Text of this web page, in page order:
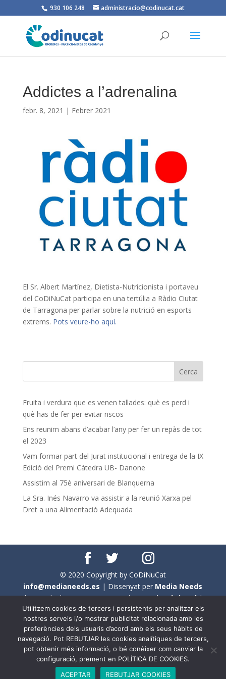
930 106 248 administracio@codinucat.cat
Addictes a l’adrenalina
febr. 8, 2021 | Febrer 2021
El Sr. Albert Martínez, Dietista-Nutricionista i portaveu
del CoDiNuCat participa en una tertúlia a Ràdio Ciutat
de Tarragona per parlar sobre la nutrició en esports
extrems. Pots veure-ho aquí.
Fruita i verdura que es venen tallades: què es perd i
què has de fer per evitar riscos
Ens reunim abans d’acabar l’any per fer un repàs de tot
el 2023
Vam formar part del Jurat institucional i entrega de la IX
Edició del Premi Càtedra UB- Danone
Assistim al 75è aniversari de Blanquerna
La Sra. Inés Navarro va assistir a la reunió Xarxa pel
Dret a una Alimentació Adequada
© 2020 Copyright by CoDiNuCat
info@medianeeds.es | Dissenyat per Media Needs
| Tots els drets reservats aCoDiNuCat |Avís legal|
Avís per cookies
En aquest web s'ha tingut en compte l'ús no sexista del
llenguatge. No obstant això, i a causa de la seva
extensió, no s'ha pogut fer de manera exhaustiva. Per
aquest motiu, a vegades , s'ha utilitzat el femení com a
Utilitzem cookies de tercers i persistents per analitzar els
nostres serveis i/o mostrar publicitat relacionada amb les
preferències dels usuaris d’acord amb els seus hàbits de
navegació. Pot REBUTJAR les cookies analítiques de tercers,
pot obtenir més informació, o bé conèixer com canviar la
configuració, prement en POLÍTICA DE COOKIES.
ACEPTAR
REBUTJAR COOKIES